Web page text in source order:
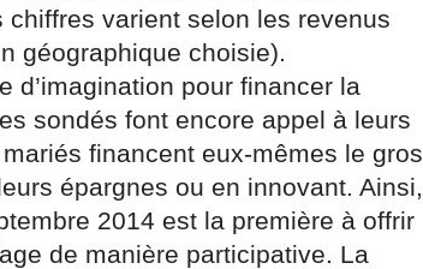
varient selon les revenus
géographique choisie).
d’imagination pour financer la
sondés font encore appel à leurs
financent eux-mêmes le gros
épargnes ou en innovant. Ainsi,
2014 est la première à offrir
de manière participative. La